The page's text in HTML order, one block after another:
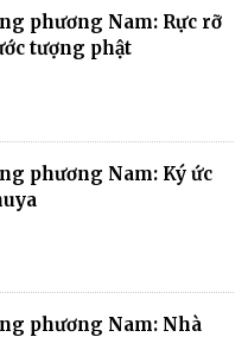
phương Nam: Rực rỡ
tượng phật
phương Nam: Ký ức
phương Nam: Nhà